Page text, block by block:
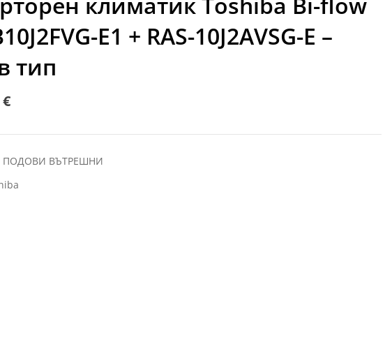
E1 + RAS-10J2AVSG-E –
тип
€
ПОДОВИ ВЪТРЕШНИ